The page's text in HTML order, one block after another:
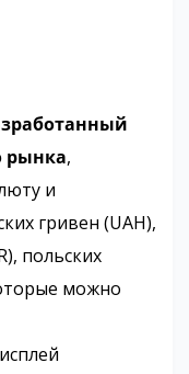
рынка,
и
гривен (UAH),
польских
можно